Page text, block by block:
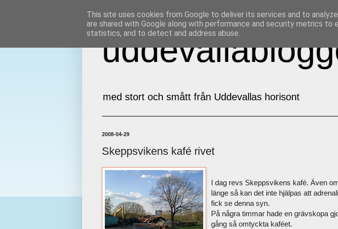
med stort och smått från Uddevallas horisont
2008-04-29
Skeppsvikens kafé rivet
I dag revs Skeppsvikens kafé. Även
länge så kan det inte hjälpas att
fick se denna syn.
På några timmar hade en grävskopa
gång så omtyckta kaféet.
This site uses cookies from Google to deliver its services and to
are shared with Google along with performance and security metrics to
statistics, and to detect and address abuse.